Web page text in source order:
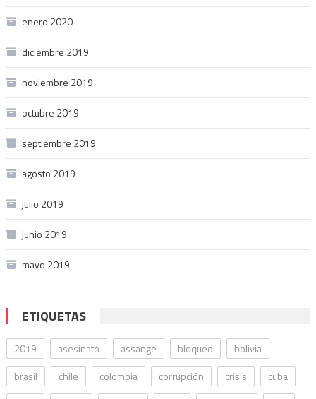
enero 2020
diciembre 2019
noviembre 2019
octubre 2019
septiembre 2019
agosto 2019
julio 2019
junio 2019
mayo 2019
ETIQUETAS
2019 asesinato assange bloqueo
bolivia
brasil
chile colombia corrupción crisis
cuba